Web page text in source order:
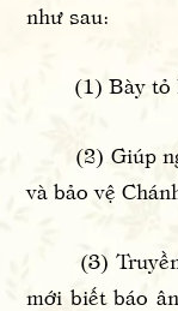
như sau:
(1) Bày tỏ
(2) Giúp
và bảo vệ
(3) Truyền
mới biết báo